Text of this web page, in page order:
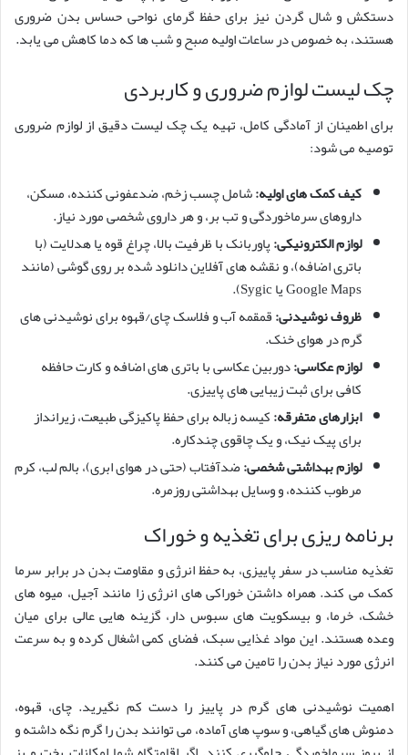
دستکش و شال گردن نیز برای حفظ گرمای نواحی حساس بدن ضروری
هستند، به خصوص در ساعات اولیه صبح و شب ها که دما کاهش می یابد.
چک لیست لوازم ضروری و کاربردی
برای اطمینان از آمادگی کامل، تهیه یک چک لیست دقیق از لوازم ضروری
توصیه می شود:
کیف کمک های اولیه:شامل چسب زخم، ضدعفونی کننده، مسکن،
داروهای سرماخوردگی و تب بر، و هر داروی شخصی مورد نیاز.
لوازم الکترونیکی:پاوربانک با ظرفیت بالا، چراغ قوه یا هدلایت (با
باتری اضافه)، و نقشه های آفلاین دانلود شده بر روی گوشی (مانند
Google Maps یا Sygic).
ظروف نوشیدنی:قمقمه آب و فلاسک چای/قهوه برای نوشیدنی های
گرم در هوای خنک.
لوازم عکاسی:دوربین عکاسی با باتری های اضافه و کارت حافظه
کافی برای ثبت زیبایی های پاییزی.
ابزارهای متفرقه:کیسه زباله برای حفظ پاکیزگی طبیعت، زیرانداز
برای پیک نیک، و یک چاقوی چندکاره.
لوازم بهداشتی شخصی:ضدآفتاب (حتی در هوای ابری)، بالم لب، کرم
مرطوب کننده، و وسایل بهداشتی روزمره.
برنامه ریزی برای تغذیه و خوراک
تغذیه مناسب در سفر پاییزی، به حفظ انرژی و مقاومت بدن در برابر سرما
کمک می کند. همراه داشتن خوراکی های انرژی زا مانند آجیل، میوه های
خشک، خرما، و بیسکویت های سبوس دار، گزینه هایی عالی برای میان
وعده هستند. این مواد غذایی سبک، فضای کمی اشغال کرده و به سرعت
انرژی مورد نیاز بدن را تامین می کنند.
اهمیت نوشیدنی های گرم در پاییز را دست کم نگیرید. چای، قهوه،
دمنوش های گیاهی، و سوپ های آماده، می توانند بدن را گرم نگه داشته و